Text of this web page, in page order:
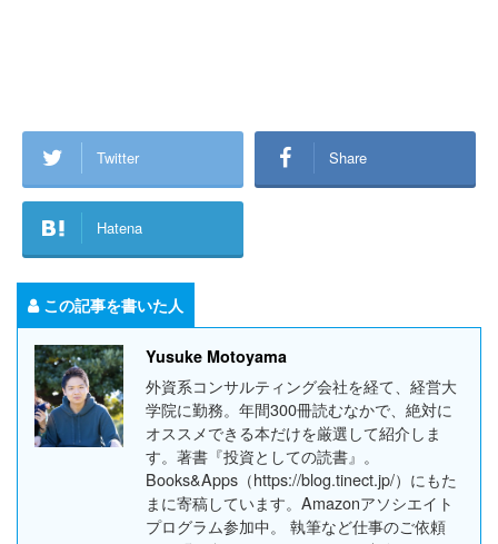
Twitter Share
Hatena
この記事を書いた人
Yusuke Motoyama
外資系コンサルティング会社を経て、経営大
学院に勤務。年間300冊読むなかで、絶対に
オススメできる本だけを厳選して紹介しま
す。著書『投資としての読書』。
Books&Apps（https://blog.tinect.jp/）にもた
まに寄稿しています。Amazonアソシエイト
プログラム参加中。 執筆など仕事のご依頼